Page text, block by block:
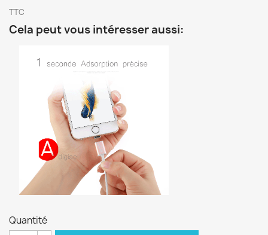
TTC
Cela peut vous intéresser aussi:
Quantité